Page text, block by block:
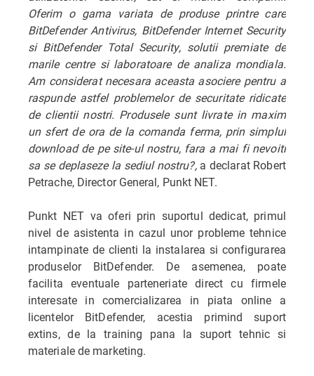
Oferim o gama variata de produse printre care
BitDefender Antivirus, BitDefender Internet Security
si BitDefender Total Security, solutii premiate de
marile centre si laboratoare de analiza mondiala.
Am considerat necesara aceasta asociere pentru a
raspunde astfel problemelor de securitate ridicate
de clientii nostri. Produsele sunt livrate in maxim
un sfert de ora de la comanda ferma, prin simplul
download de pe site-ul nostru, fara a mai fi nevoiti
sa se deplaseze la sediul nostru?,a declarat Robert
Petrache, Director General, Punkt NET.
Punkt NET va oferi prin suportul dedicat, primul
nivel de asistenta in cazul unor probleme tehnice
intampinate de clienti la instalarea si configurarea
produselor BitDefender. De asemenea, poate
facilita eventuale parteneriate direct cu firmele
interesate in comercializarea in piata online a
licentelor BitDefender, acestia primind suport
extins, de la training pana la suport tehnic si
materiale de marketing.